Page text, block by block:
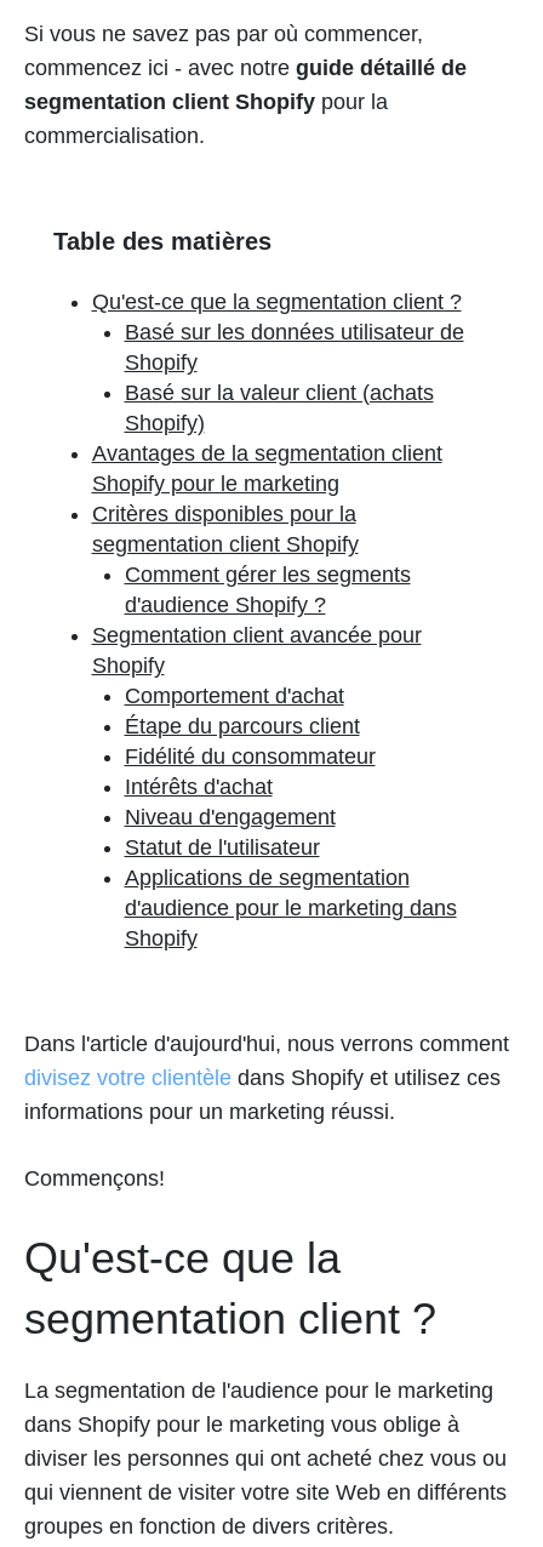
Si vous ne savez pas par où commencer,
commencez ici - avec notre guide détaillé de
segmentation client Shopify pour la
commercialisation.
Table des matières
Qu'est-ce que la segmentation client ?
Basé sur les données utilisateur de
Shopify
Basé sur la valeur client (achats
Shopify)
Avantages de la segmentation client
Shopify pour le marketing
Critères disponibles pour la
segmentation client Shopify
Comment gérer les segments
d'audience Shopify ?
Segmentation client avancée pour
Shopify
Comportement d'achat
Étape du parcours client
Fidélité du consommateur
Intérêts d'achat
Niveau d'engagement
Statut de l'utilisateur
Applications de segmentation
d'audience pour le marketing dans
Shopify
Dans l'article d'aujourd'hui, nous verrons comment
divisez votre clientèle dans Shopify et utilisez ces
informations pour un marketing réussi.
Commençons!
Qu'est-ce que la
segmentation client ?
La segmentation de l'audience pour le marketing
dans Shopify pour le marketing vous oblige à
diviser les personnes qui ont acheté chez vous ou
qui viennent de visiter votre site Web en différents
groupes en fonction de divers critères.